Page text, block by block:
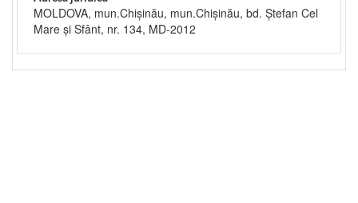
MOLDOVA, mun.Chişinău, mun.Chişinău, bd. Ștefan Cel
Mare și Sfânt, nr. 134, MD-2012